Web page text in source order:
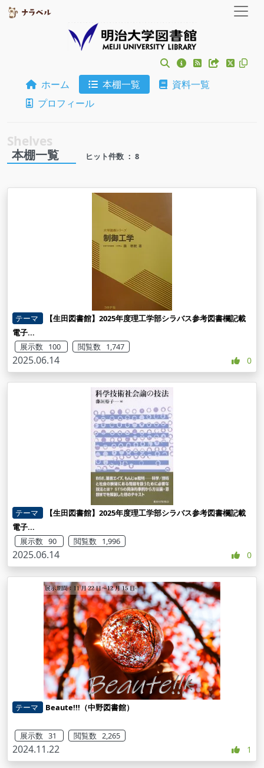
ホーム 本棚一覧
資料一覧
プロフィール
本棚一覧 ヒット件数 ： 8
テーマ
【生田図書館】2025年度理工学部シラバス参考図書欄記載
電子...
展示数 100
閲覧数 1,747
2025.06.14 0
テーマ
【生田図書館】2025年度理工学部シラバス参考図書欄記載
電子...
展示数 90
閲覧数 1,996
2025.06.14 0
テーマ Beaute!!!（中野図書館）
展示数 31 閲覧数 2,265
2024.11.22 1